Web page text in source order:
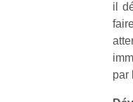
il
par